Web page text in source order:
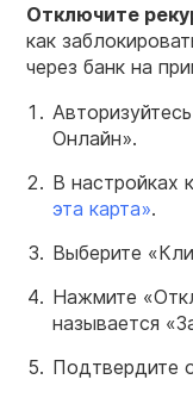
Отключите
как
через банк на
Онлайн».
В настройках
эта карта».
Выберите
Нажмите
называется
Подтвердите